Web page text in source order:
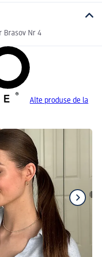
Brasov Nr 4
Alte produse de la